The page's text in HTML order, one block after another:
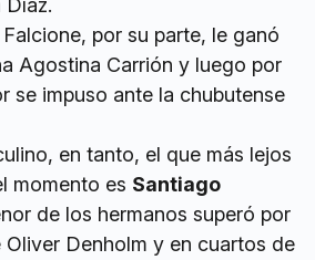
Díaz.
por su parte, le ganó
Agostina Carrión y luego por
se impuso ante la chubutense
en tanto, el que más lejos
momento es Santiago
de los hermanos superó por
Denholm y en cuartos de